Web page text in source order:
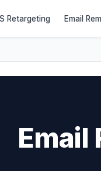
Retargeting Email
Email